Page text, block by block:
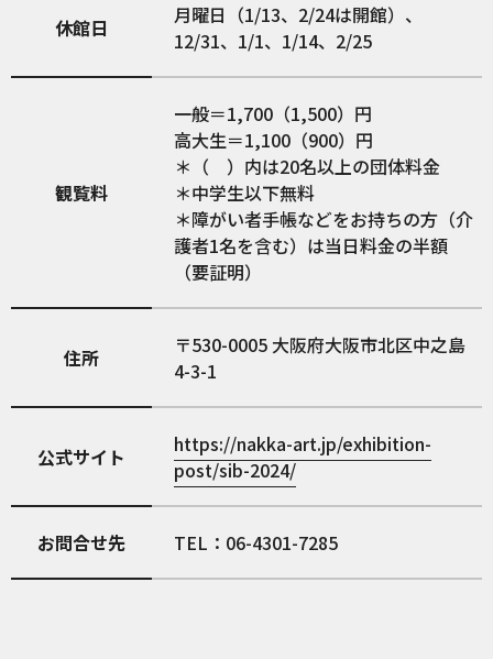
休館日
月曜日（1/13、2/24は開館）、
12/31、1/1、1/14、2/25
観覧料
一般＝1,700（1,500）円
高大生＝1,100（900）円
＊（ ）内は20名以上の団体料金
＊中学生以下無料
＊障がい者手帳などをお持ちの方（介
護者1名を含む）は当日料金の半額
（要証明）
住所 530-0005 大阪府大阪市北区中之島
4-3-1
公式サイト
https://nakka-art.jp/exhibition-
post/sib-2024/
お問合せ先 TEL：06-4301-7285